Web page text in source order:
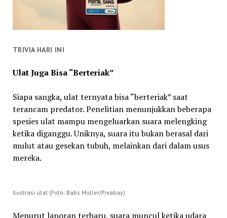
TRIVIA HARI INI
Ulat Juga Bisa “Berteriak”
Siapa sangka, ulat ternyata bisa “berteriak” saat
terancam predator. Penelitian menunjukkan beberapa
spesies ulat mampu mengeluarkan suara melengking
ketika diganggu. Uniknya, suara itu bukan berasal dari
mulut atau gesekan tubuh, melainkan dari dalam usus
mereka.
Ilustrasi ulat (Foto: Babs Müller/Pixabay)
Menurut laporan terbaru, suara muncul ketika udara